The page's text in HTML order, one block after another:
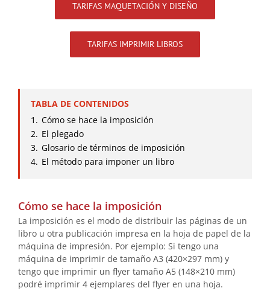
TARIFAS MAQUETACIÓN Y DISEÑO
TARIFAS IMPRIMIR LIBROS
TABLA DE CONTENIDOS
1. Cómo se hace la imposición
2. El plegado
3. Glosario de términos de imposición
4. El método para imponer un libro
Cómo se hace la imposición
La imposición es el modo de distribuir las páginas de un
libro u otra publicación impresa en la hoja de papel de la
máquina de impresión. Por ejemplo: Si tengo una
máquina de imprimir de tamaño A3 (420×297 mm) y
tengo que imprimir un flyer tamaño A5 (148×210 mm)
podré imprimir 4 ejemplares del flyer en una hoja.